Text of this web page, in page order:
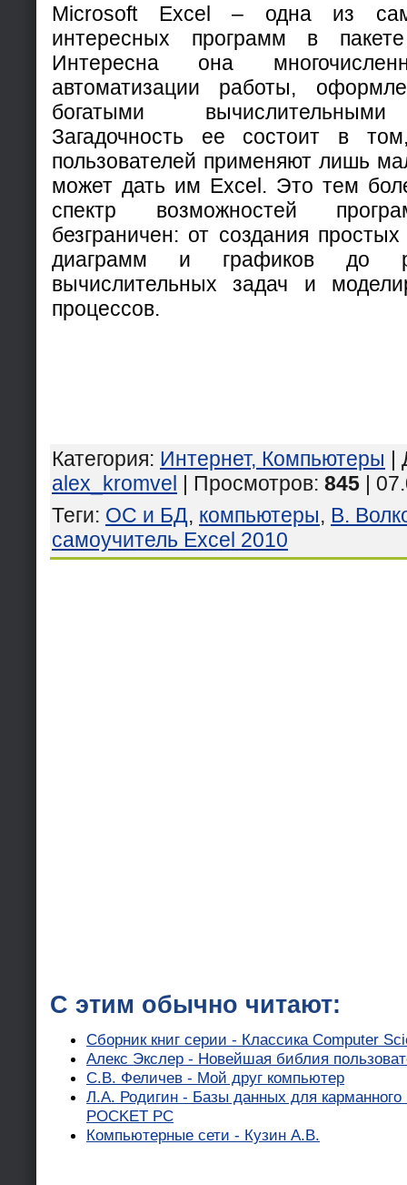
Microsoft Excel – одна из
интересных программ в
Интересна она
автоматизации работы,
богатыми
Загадочность ее состоит в
пользователей применяют лишь
может дать им Excel. Это тем
спектр возможностей
безграничен: от создания
диаграмм и графиков до
вычислительных задач и
процессов.
Категория: Интернет, Компьютеры |
alex_kromvel | Просмотров: 845 |
Теги: ОС и БД, компьютеры, В.
самоучитель Excel 2010
С этим обычно читают:
Сборник книг серии - Классика Computer
Алекс Экслер - Новейшая библия
С.В. Феличев - Мой друг компьютер
Л.А. Родигин - Базы данных для карманного
POCKET PC
Компьютерные сети - Кузин А.В.